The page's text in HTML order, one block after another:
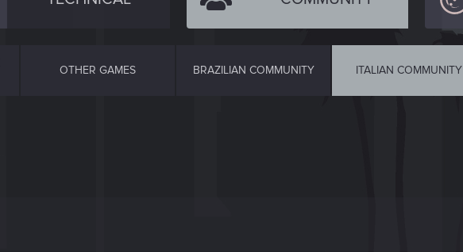
OTHER GAMES BRAZILIAN COMMUNITY ITALIAN COMMUNITY